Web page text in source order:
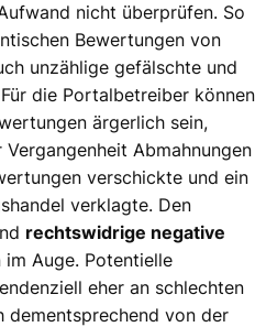
nicht überprüfen. So
Bewertungen von
unzählige gefälschte und
die Portalbetreiber können
ärgerlich sein,
Abmahnungen
verschickte und ein
verklagte. Den
rechtswidrige negative
im Auge. Potentielle
eher an schlechten
dementsprechend von der